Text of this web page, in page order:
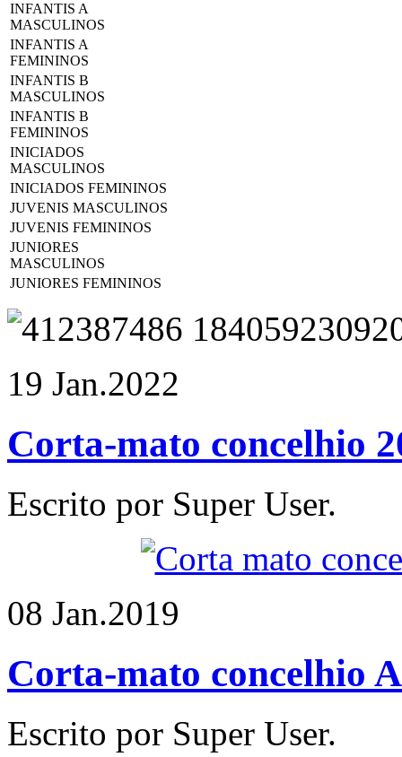
INFANTIS A
MASCULINOS
INFANTIS A
FEMININOS
INFANTIS B
MASCULINOS
INFANTIS B
FEMININOS
INICIADOS
MASCULINOS
INICIADOS FEMININOS
JUVENIS MASCULINOS
JUVENIS FEMININOS
JUNIORES
MASCULINOS
JUNIORES FEMININOS
19 Jan.2022
Corta-mato concelhio
Escrito por Super User.
08 Jan.2019
Corta-mato concelhio
Escrito por Super User.